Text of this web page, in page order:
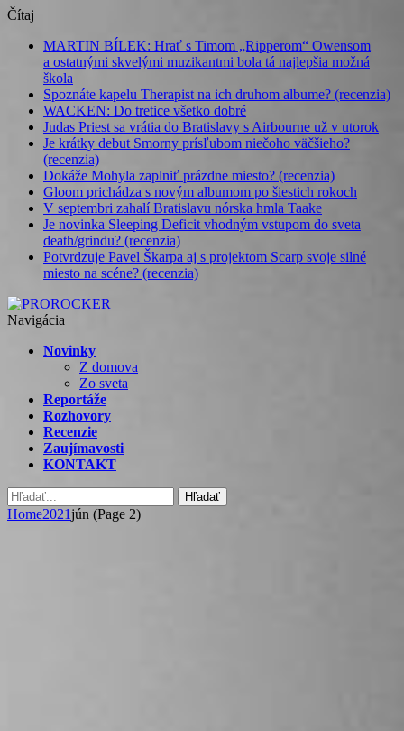
Čítaj
MARTIN BÍLEK: Hrať s Timom „Ripperom“ Owensom
a ostatnými skvelými muzikantmi bola tá najlepšia možná
škola
Spoznáte kapelu Therapist na ich druhom albume? (recenzia)
WACKEN: Do tretice všetko dobré
Judas Priest sa vrátia do Bratislavy s Airbourne už v utorok
Je krátky debut Smorny prísľubom niečoho väčšieho?
(recenzia)
Dokáže Mohyla zaplniť prázdne miesto? (recenzia)
Gloom prichádza s novým albumom po šiestich rokoch
V septembri zahalí Bratislavu nórska hmla Taake
Je novinka Sleeping Deficit vhodným vstupom do sveta
death/grindu? (recenzia)
Potvrdzuje Pavel Škarpa aj s projektom Scarp svoje silné
miesto na scéne? (recenzia)
Navigácia
Novinky
Z domova
Zo sveta
Reportáže
Rozhovory
Recenzie
Zaujímavosti
KONTAKT
Hľadať
Home2021jún (Page 2)